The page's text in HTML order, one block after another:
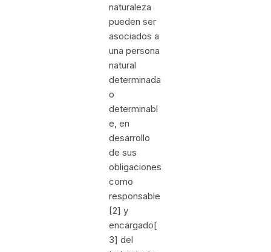
naturaleza
pueden ser
asociados a
una persona
natural
determinada
o
determinabl
e, en
desarrollo
de sus
obligaciones
como
responsable
[2] y
encargado[
3] del